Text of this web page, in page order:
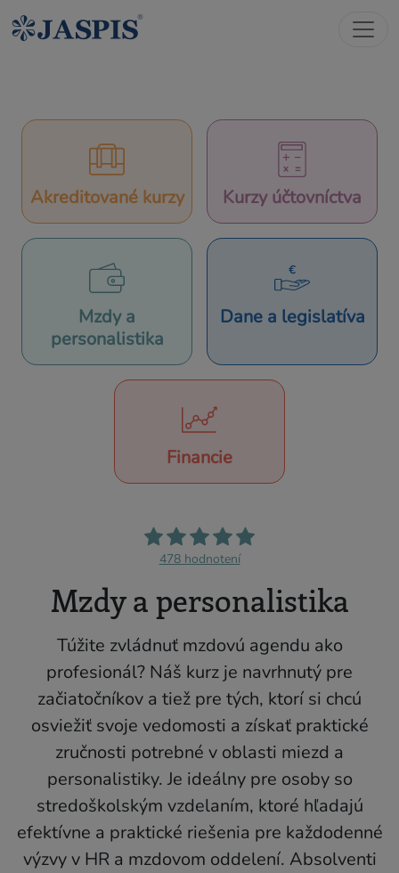
Akreditované kurzy Kurzy účtovníctva
Mzdy a
personalistika
Dane a legislatíva
Financie
478 hodnotení
Mzdy a personalistika
Túžite zvládnuť mzdovú agendu ako
profesionál? Náš kurz je navrhnutý pre
začiatočníkov a tiež pre tých, ktorí si chcú
osviežiť svoje vedomosti a získať praktické
zručnosti potrebné v oblasti miezd a
personalistiky. Je ideálny pre osoby so
stredoškolským vzdelaním, ktoré hľadajú
efektívne a praktické riešenia pre každodenné
výzvy v HR a mzdovom oddelení. Absolventi